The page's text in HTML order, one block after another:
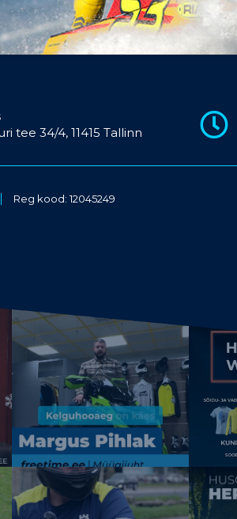
tee 34/4, 11415 Tallinn
Reg kood: 12045249